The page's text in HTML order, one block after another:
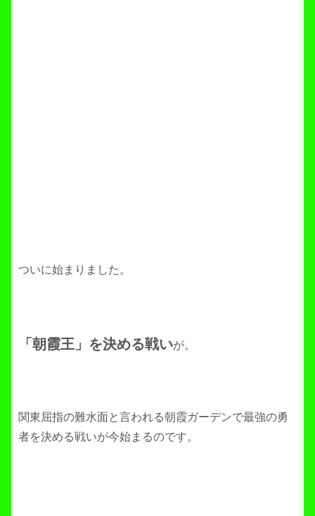
ついに始まりました。
「朝霞王」を決める戦いが。
関東屈指の難水面と言われる朝霞ガーデンで最強の勇
者を決める戦いが今始まるのです。